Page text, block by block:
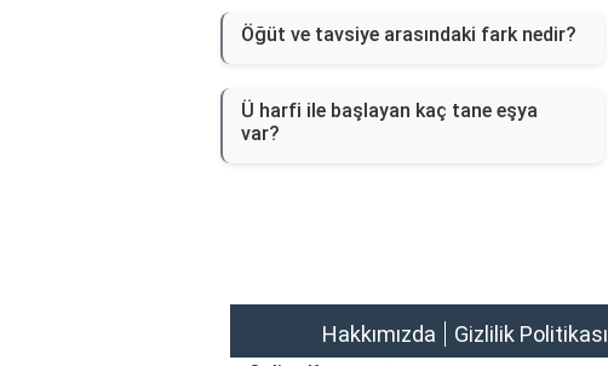
Öğüt ve tavsiye arasındaki fark nedir?
Ü harfi ile başlayan kaç tane eşya
var?
Hakkımızda Gizlilik Politikası